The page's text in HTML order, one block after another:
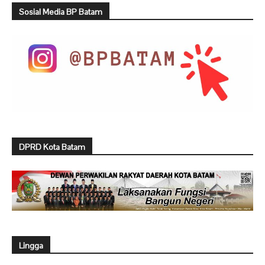
Sosial Media BP Batam
DPRD Kota Batam
Lingga